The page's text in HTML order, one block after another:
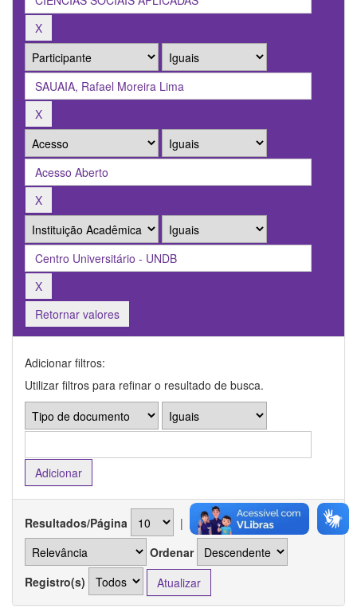
Retornar valores
Adicionar filtros:
Utilizar filtros para refinar o resultado de busca.
Resultados/Página |
Ordenar registros por
Ordenar
Registro(s)